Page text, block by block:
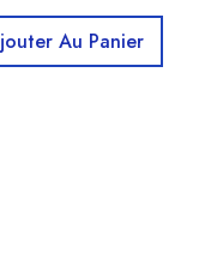
Au Panier